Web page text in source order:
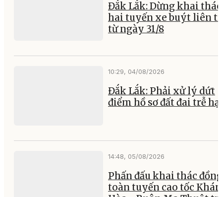
Đắk Lắk: Dừng khai thác
hai tuyến xe buýt liên
từ ngày 31/8
10:29, 04/08/2026
Đắk Lắk: Phải xử lý dứt
điểm hồ sơ đất đai trễ
14:48, 05/08/2026
Phấn đấu khai thác
toàn tuyến cao tốc